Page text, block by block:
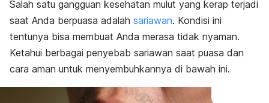
Salah satu gangguan kesehatan mulut yang kerap terjadi
saat Anda berpuasa adalah sariawan. Kondisi ini
tentunya bisa membuat Anda merasa tidak nyaman.
Ketahui berbagai penyebab sariawan saat puasa dan
cara aman untuk menyembuhkannya di bawah ini.